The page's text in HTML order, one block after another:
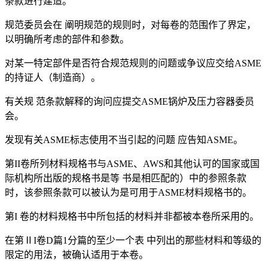
规范委员会在 阐明规范的规则时，对每卷的范围作了界定，
以明确所考虑的部件和参数。
对某一特定部件是否符合规范规则的问题或争议应交给ASME
的持证人（制造商）。
有关规 范条款解释的询问应提交ASME锅炉及压力容器委员
会。
发现有关ASME标志使用不当引起的问题 应告知ASME。
第II卷所列材料规格书与ASME、AWS和其他认可的国家或国
际机构所出版的规格书是等 书是相匹配的）中的参照条款
时，该参照条款可以被认为是可用于ASME材料规格书的。
第I 卷的材料规格书中所包括的材料并非都被本卷所采用的。
在第ⅡI卷D篇1分篇的至少一个表 中列出的那些材料和等级的
限定的用法，被确认适用于本卷。